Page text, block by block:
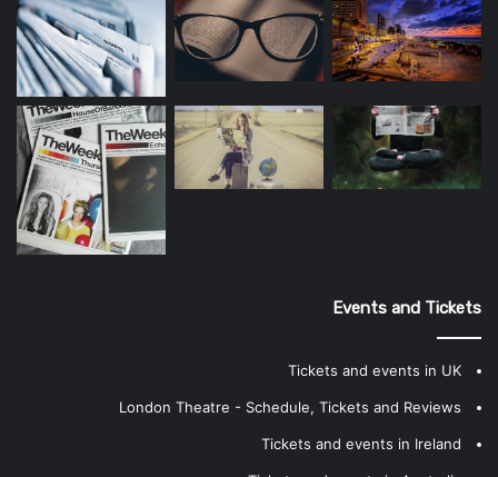
Events and Tickets
Tickets and events in UK
London Theatre - Schedule, Tickets and Reviews
Tickets and events in Ireland